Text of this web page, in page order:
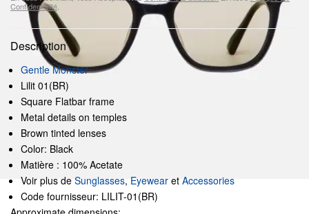
Confidentialité
Description
Gentle Monster
Lilit 01(BR)
Square Flatbar frame
Metal details on temples
Brown tinted lenses
Color: Black
Matière : 100% Acetate
Voir plus de Sunglasses, Eyewear et Accessories
Code fournisseur: LILIT-01(BR)